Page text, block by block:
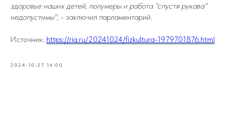
здоровье наших детей, полумеры и работа "спустя рукава"
недопустимы", - заключил парламентарий.
Источник: https://ria.ru/20241024/fizkultura-1979701876.html
2024-10-27 14:00